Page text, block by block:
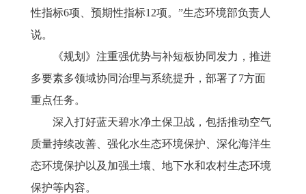
性指标6项、预期性指标12项。”生态环境部负责人
说。
《规划》注重强优势与补短板协同发力，推进
多要素多领域协同治理与系统提升，部署了7方面
重点任务。
深入打好蓝天碧水净土保卫战，包括推动空气
质量持续改善、强化水生态环境保护、深化海洋生
态环境保护以及加强土壤、地下水和农村生态环境
保护等内容。